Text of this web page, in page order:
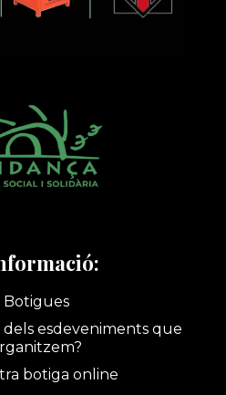
Botigues
dels esdeveniments que
botiga online